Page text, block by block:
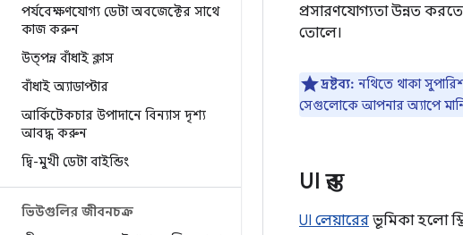
পর্যবেক্ষণযোগ্য ডেটা অবজেক্টের সাথে
কাজ করুন
উত্পন্ন বাঁধাই ক্লাস
বাঁধাই অ্যাডাপ্টার
আর্কিটেকচার উপাদানে বিন্যাস দৃশ্য
আবদ্ধ করুন
দ্বি-মুখী ডেটা বাইন্ডিং
ভিউগুলির জীবনচক্র
প্রসারণযোগ্যতা উন্নত
তোলে।
দ্রষ্টব্য: নথিতে থাকা
সেগুলোকে আপনার অ্যাপে
UI স্তর
UI লেয়ারের ভূমিকা হলো